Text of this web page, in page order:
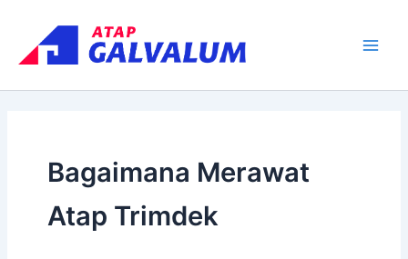
content
Bagaimana Merawat
Atap Trimdek